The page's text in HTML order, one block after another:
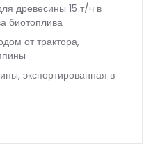
древесины 15 т/ч в
биотоплива
от трактора,
экспортированная в